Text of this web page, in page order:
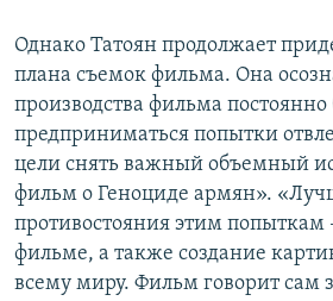
Однако Татоян продолжает
плана съемок фильма. Она
производства фильма постоянно
предприниматься попытки
цели снять важный объемный
фильм о Геноциде армян».
противостояния этим попыткам
фильме, а также создание
всему миру. Фильм говорит сам